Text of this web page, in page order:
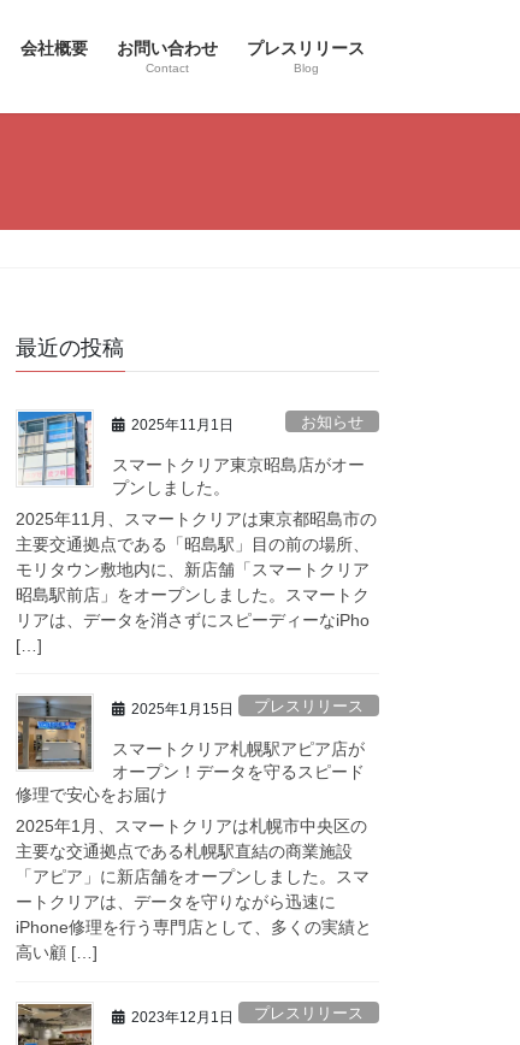
会社概要 お問い合わせ
Contact
プレスリリース
Blog
最近の投稿
2025年11月1日 お知らせ
スマートクリア東京昭島店がオー
プンしました。
2025年11月、スマートクリアは東京都昭島市の
主要交通拠点である「昭島駅」目の前の場所、
モリタウン敷地内に、新店舗「スマートクリア
昭島駅前店」をオープンしました。スマートク
リアは、データを消さずにスピーディーなiPho
[…]
2025年1月15日 プレスリリース
スマートクリア札幌駅アピア店が
オープン！データを守るスピード
修理で安心をお届け
2025年1月、スマートクリアは札幌市中央区の
主要な交通拠点である札幌駅直結の商業施設
「アピア」に新店舗をオープンしました。スマ
ートクリアは、データを守りながら迅速に
iPhone修理を行う専門店として、多くの実績と
高い顧 […]
2023年12月1日 プレスリリース